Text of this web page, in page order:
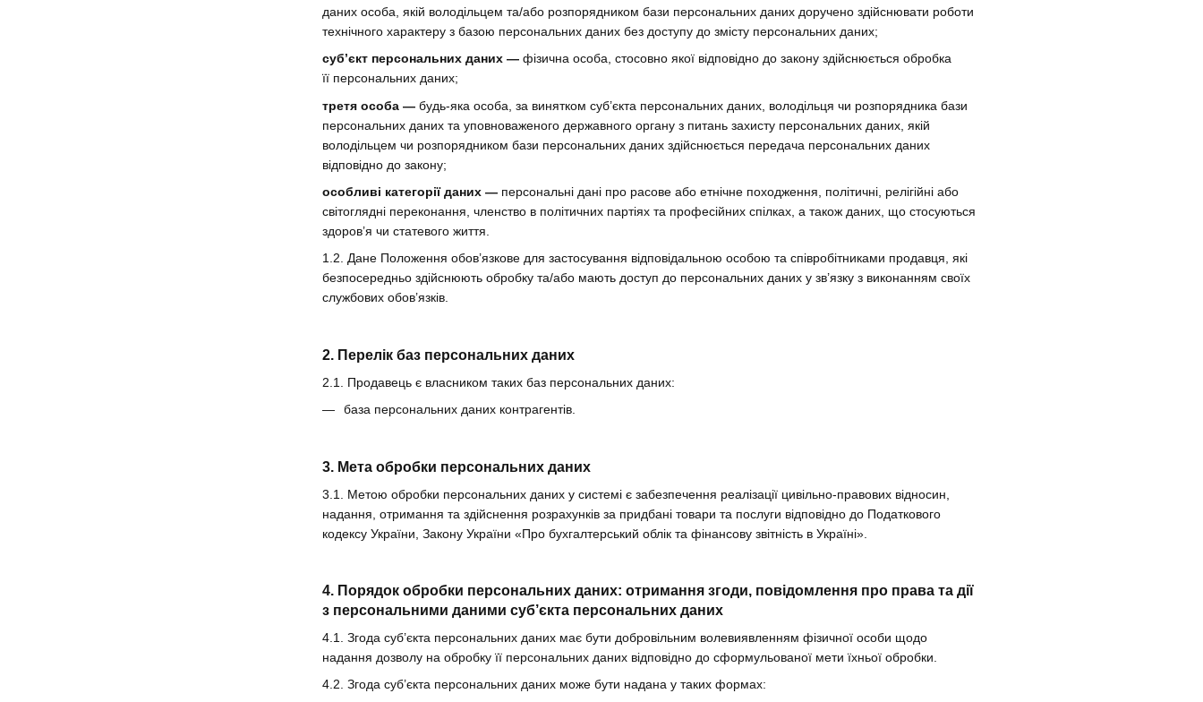
даних особа, якій володільцем та/або розпорядником бази персональних даних доручено здійснювати роботи
технічного характеру з базою персональних даних без доступу до змісту персональних даних;
суб’єкт персональних даних — фізична особа, стосовно якої відповідно до закону здійснюється обробка
її персональних даних;
третя особа — будь-яка особа, за винятком суб’єкта персональних даних, володільця чи розпорядника бази
персональних даних та уповноваженого державного органу з питань захисту персональних даних, якій
володільцем чи розпорядником бази персональних даних здійснюється передача персональних даних
відповідно до закону;
особливі категорії даних — персональні дані про расове або етнічне походження, політичні, релігійні або
світоглядні переконання, членство в політичних партіях та професійних спілках, а також даних, що стосуються
здоров’я чи статевого життя.
1.2. Дане Положення обов’язкове для застосування відповідальною особою та співробітниками продавця, які
безпосередньо здійснюють обробку та/або мають доступ до персональних даних у зв’язку з виконанням своїх
службових обов’язків.
2. Перелік баз персональних даних
2.1. Продавець є власником таких баз персональних даних:
база персональних даних контрагентів.
3. Мета обробки персональних даних
3.1. Метою обробки персональних даних у системі є забезпечення реалізації цивільно-правових відносин,
надання, отримання та здійснення розрахунків за придбані товари та послуги відповідно до Податкового
кодексу України, Закону України «Про бухгалтерський облік та фінансову звітність в Україні».
4. Порядок обробки персональних даних: отримання згоди, повідомлення про права та дії
з персональними даними суб’єкта персональних даних
4.1. Згода суб’єкта персональних даних має бути добровільним волевиявленням фізичної особи щодо
надання дозволу на обробку її персональних даних відповідно до сформульованої мети їхньої обробки.
4.2. Згода суб’єкта персональних даних може бути надана у таких формах: